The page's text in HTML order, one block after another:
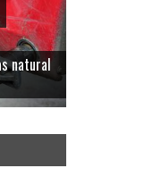
natural